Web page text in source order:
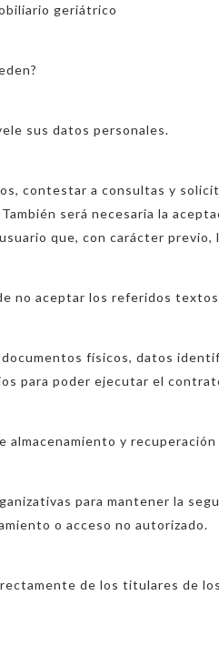
geriátrico
sus datos personales.
contestar a consultas y
será necesaria la
que, con carácter
no aceptar los referidos
físicos, datos
para poder ejecutar el
y
para mantener la
o acceso no autorizado.
de los titulares de